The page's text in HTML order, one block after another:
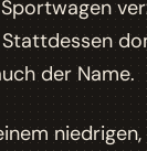
der Name.